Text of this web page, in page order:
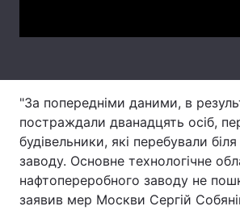
Тема оформлення
"За попередніми даними, в
постраждали дванадцять осіб,
будівельники, які перебували
заводу. Основне технологічне
нафтопереробного заводу не
заявив мер Москви Сергій